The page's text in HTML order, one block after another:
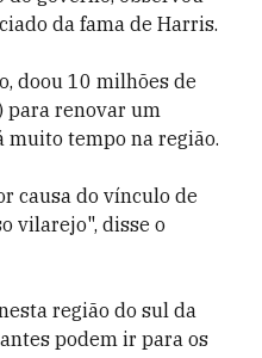
da fama de Harris.
doou 10 milhões de
para renovar um
muito tempo na região.
causa do vínculo de
vilarejo", disse o
região do sul da
podem ir para os